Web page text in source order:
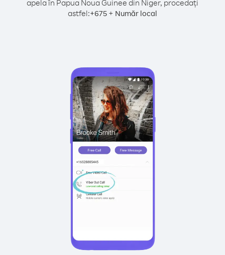
apela în Papua Noua Guinee din Niger, procedați
astfel:+675 + Număr local